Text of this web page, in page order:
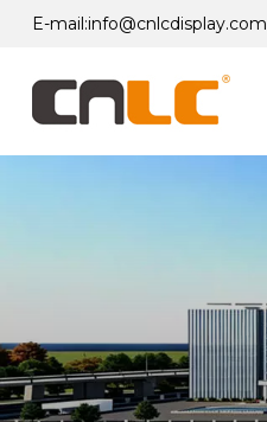
E-mail:info@cnlcdisplay.com